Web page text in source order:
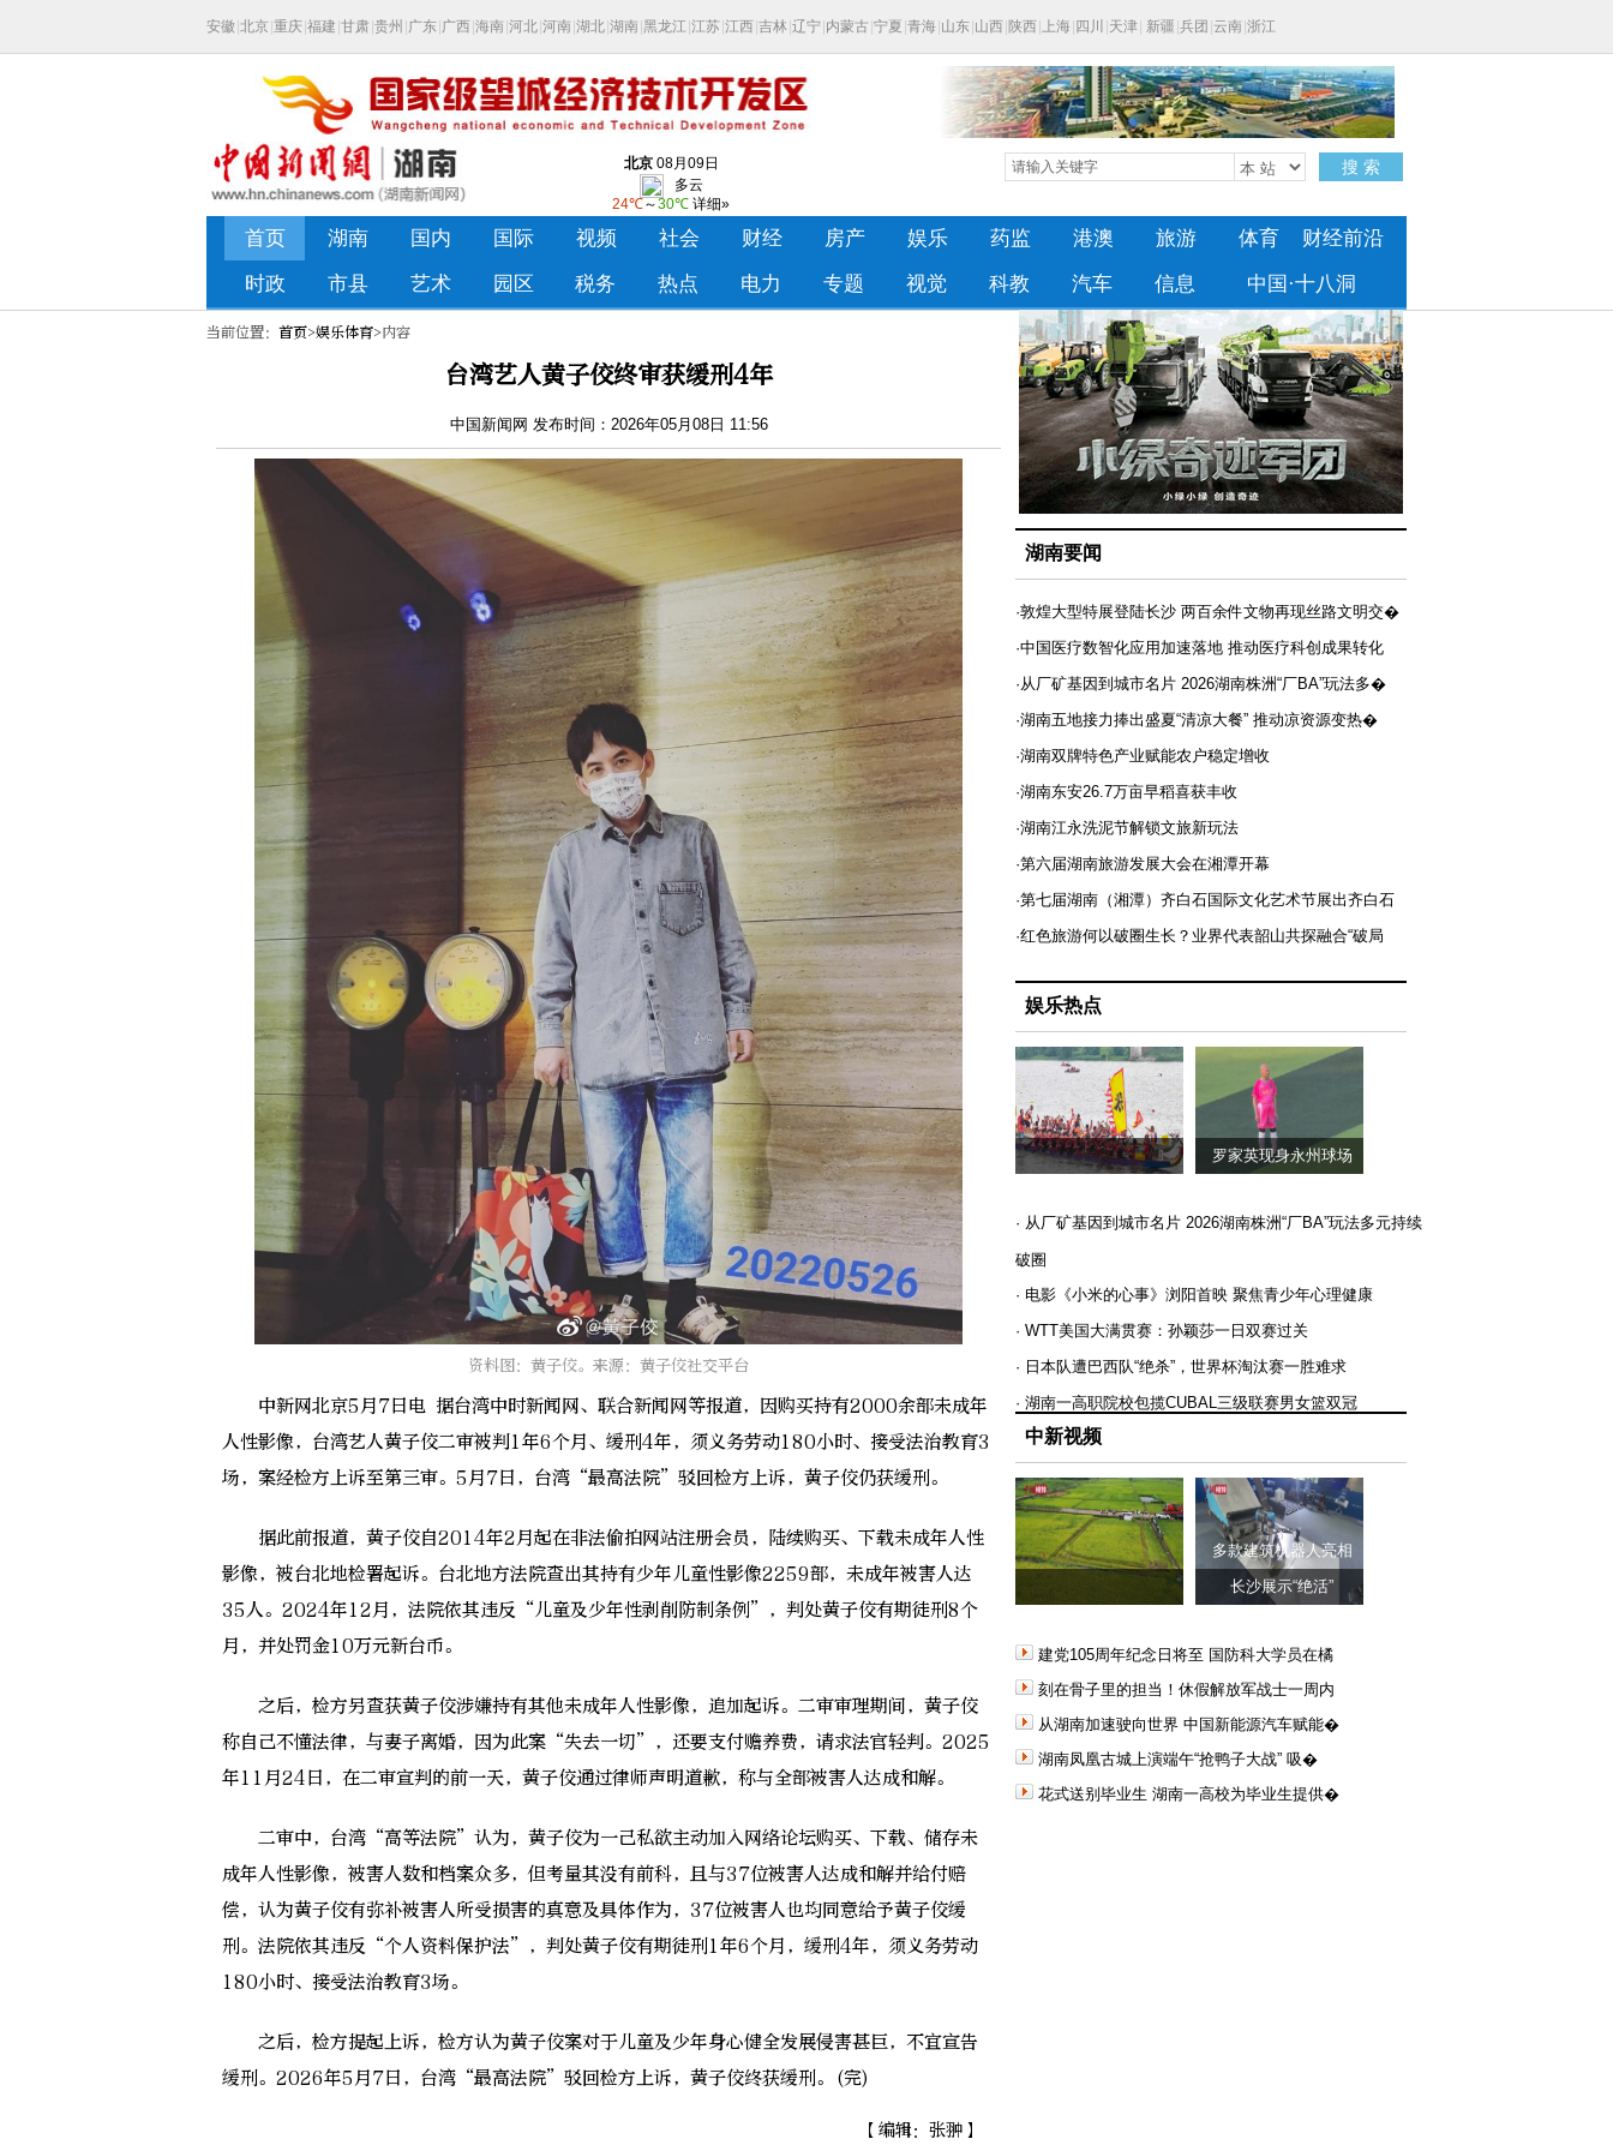
当前位置： 首页>娱乐体育>内容
台湾艺人黄子佼终审获缓刑4年
中国新闻网 发布时间：2026年05月08日 11:56
资料图：黄子佼。来源：黄子佼社交平台
中新网北京5月7日电 据台湾中时新闻网、联合新闻网等报道，因购买持有2000余部未成年
人性影像，台湾艺人黄子佼二审被判1年6个月、缓刑4年，须义务劳动180小时、接受法治教育3
场，案经检方上诉至第三审。5月7日，台湾“最高法院”驳回检方上诉，黄子佼仍获缓刑。
据此前报道，黄子佼自2014年2月起在非法偷拍网站注册会员，陆续购买、下载未成年人性
影像，被台北地检署起诉。台北地方法院查出其持有少年儿童性影像2259部，未成年被害人达
35人。2024年12月，法院依其违反“儿童及少年性剥削防制条例”，判处黄子佼有期徒刑8个
月，并处罚金10万元新台币。
之后，检方另查获黄子佼涉嫌持有其他未成年人性影像，追加起诉。二审审理期间，黄子佼
称自己不懂法律，与妻子离婚，因为此案“失去一切”，还要支付赡养费，请求法官轻判。2025
年11月24日，在二审宣判的前一天，黄子佼通过律师声明道歉，称与全部被害人达成和解。
二审中，台湾“高等法院”认为，黄子佼为一己私欲主动加入网络论坛购买、下载、储存未
成年人性影像，被害人数和档案众多，但考量其没有前科，且与37位被害人达成和解并给付赔
偿，认为黄子佼有弥补被害人所受损害的真意及具体作为，37位被害人也均同意给予黄子佼缓
刑。法院依其违反“个人资料保护法”，判处黄子佼有期徒刑1年6个月，缓刑4年，须义务劳动
180小时、接受法治教育3场。
之后，检方提起上诉，检方认为黄子佼案对于儿童及少年身心健全发展侵害甚巨，不宜宣告
缓刑。2026年5月7日，台湾“最高法院”驳回检方上诉，黄子佼终获缓刑。(完)
【编辑：张翀】
湖南要闻
·敦煌大型特展登陆长沙 两百余件文物再现丝路文明交�
·中国医疗数智化应用加速落地 推动医疗科创成果转化
·从厂矿基因到城市名片 2026湖南株洲“厂BA”玩法多�
·湖南五地接力捧出盛夏“清凉大餐” 推动凉资源变热�
·湖南双牌特色产业赋能农户稳定增收
·湖南东安26.7万亩早稻喜获丰收
·湖南江永洗泥节解锁文旅新玩法
·第六届湖南旅游发展大会在湘潭开幕
·第七届湖南（湘潭）齐白石国际文化艺术节展出齐白石
·红色旅游何以破圈生长？业界代表韶山共探融合“破局
娱乐热点
罗家英现身永州球场
· 从厂矿基因到城市名片 2026湖南株洲“厂BA”玩法多元持续
破圈
· 电影《小米的心事》浏阳首映 聚焦青少年心理健康
· WTT美国大满贯赛：孙颖莎一日双赛过关
· 日本队遭巴西队“绝杀”，世界杯淘汰赛一胜难求
· 湖南一高职院校包揽CUBAL三级联赛男女篮双冠
中新视频
多款建筑机器人亮相
长沙展示“绝活”
建党105周年纪念日将至 国防科大学员在橘
刻在骨子里的担当！休假解放军战士一周内
从湖南加速驶向世界 中国新能源汽车赋能�
湖南凤凰古城上演端午“抢鸭子大战” 吸�
花式送别毕业生 湖南一高校为毕业生提供�